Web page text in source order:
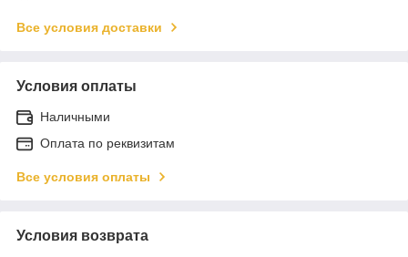
Все условия доставки
Условия оплаты
Наличными
Оплата по реквизитам
Все условия оплаты
Условия возврата